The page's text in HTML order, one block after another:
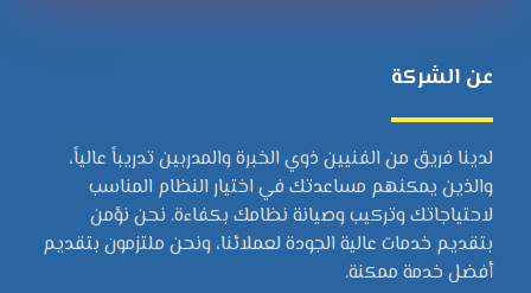
عن الشركة
لدينا فريق من الفنيين ذوي الخبرة والمدربين تدريباً عالياً،
والذين يمكنهم مساعدتك في اختيار النظام المناسب
لاحتياجاتك وتركيب وصيانة نظامك بكفاءة. نحن نؤمن
بتقديم خدمات عالية الجودة لعملائنا، ونحن ملتزمون بتقديم
أفضل خدمة ممكنة.